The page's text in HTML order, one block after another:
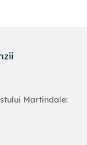
Martindale: